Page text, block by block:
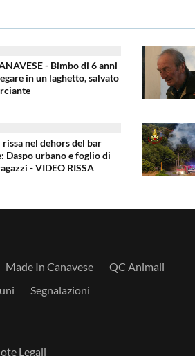
- Bimbo di 6 anni
in un laghetto, salvato
nel dehors del bar
Daspo urbano e foglio di
- VIDEO RISSA
Made In Canavese
QC Animali
Segnalazioni
Legali